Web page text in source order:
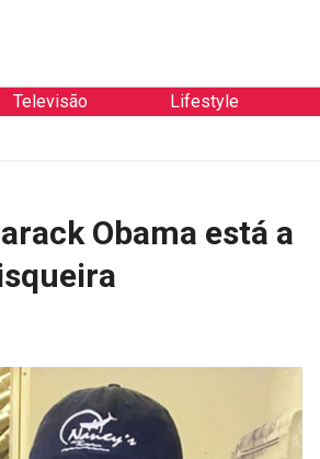
Televisão Lifestyle
Obama está a